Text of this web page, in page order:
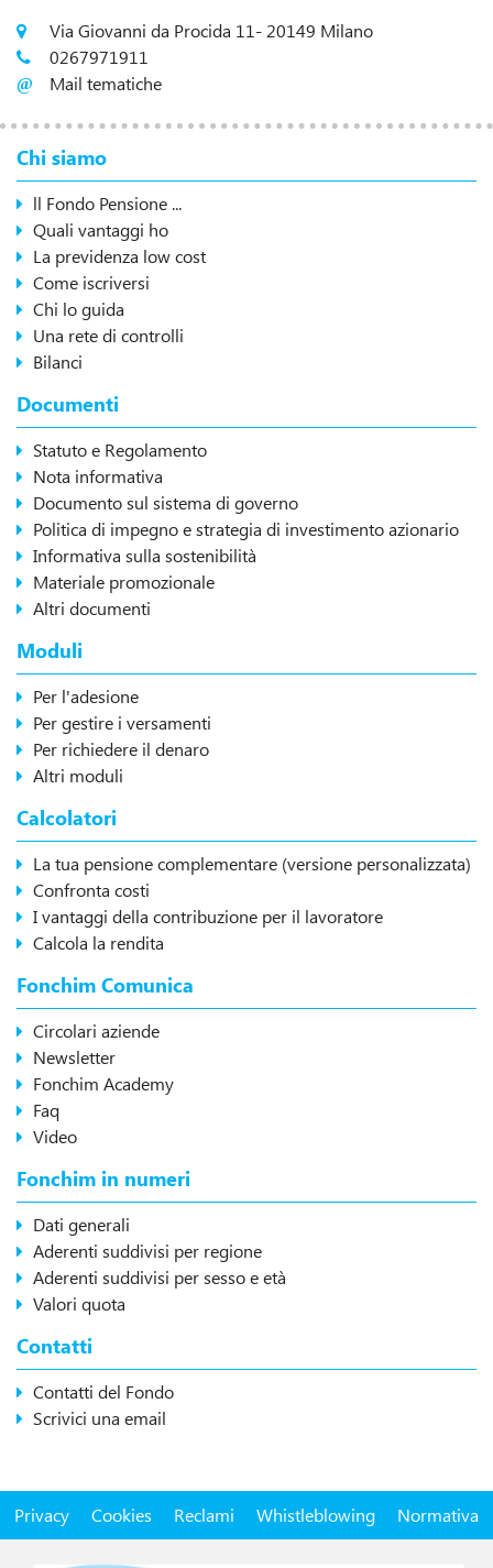
Via Giovanni da Procida 11- 20149 Milano
0267971911
Mail tematiche
Chi siamo
ll Fondo Pensione ...
Quali vantaggi ho
La previdenza low cost
Come iscriversi
Chi lo guida
Una rete di controlli
Bilanci
Documenti
Statuto e Regolamento
Nota informativa
Documento sul sistema di governo
Politica di impegno e strategia di investimento azionario
Informativa sulla sostenibilità
Materiale promozionale
Altri documenti
Moduli
Per l'adesione
Per gestire i versamenti
Per richiedere il denaro
Altri moduli
Calcolatori
La tua pensione complementare (versione personalizzata)
Confronta costi
I vantaggi della contribuzione per il lavoratore
Calcola la rendita
Fonchim Comunica
Circolari aziende
Newsletter
Fonchim Academy
Faq
Video
Fonchim in numeri
Dati generali
Aderenti suddivisi per regione
Aderenti suddivisi per sesso e età
Valori quota
Contatti
Contatti del Fondo
Scrivici una email
Privacy Cookies Reclami Whistleblowing Normativa